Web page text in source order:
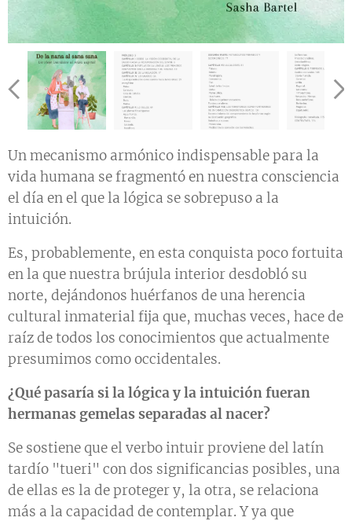
Un mecanismo armónico indispensable para la
vida humana se fragmentó en nuestra consciencia
el día en el que la lógica se sobrepuso a la
intuición.
Es, probablemente, en esta conquista poco fortuita
en la que nuestra brújula interior desdobló su
norte, dejándonos huérfanos de una herencia
cultural inmaterial fija que, muchas veces, hace de
raíz de todos los conocimientos que actualmente
presumimos como occidentales.
¿Qué pasaría si la lógica y la intuición fueran
hermanas gemelas separadas al nacer?
Se sostiene que el verbo intuir proviene del latín
tardío "tueri" con dos significancias posibles, una
de ellas es la de proteger y, la otra, se relaciona
más a la capacidad de contemplar. Y ya que